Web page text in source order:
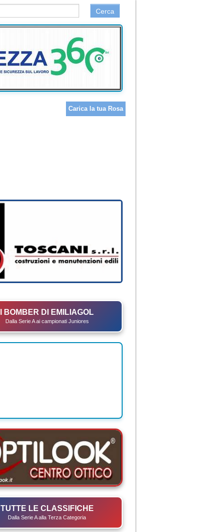
Cerca
Carica la tua Rosa
I BOMBER DI EMILIAGOL
Dalla Serie A ai campionati Juniores
TUTTE LE CLASSIFICHE
Dalla Serie A alla Terza Categoria